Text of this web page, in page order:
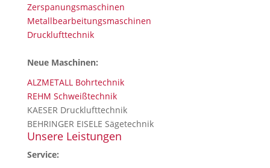
Zerspanungsmaschinen
Metallbearbeitungsmaschinen
Drucklufttechnik
Neue Maschinen:
ALZMETALL Bohrtechnik
REHM Schweißtechnik
KAESER Drucklufttechnik
BEHRINGER EISELE Sägetechnik
Unsere Leistungen
Service: